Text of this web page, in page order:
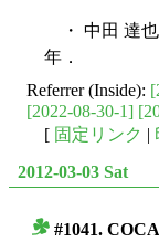
・ 中田 達
年．
Referrer (Inside):
[2022-08-30-1]
[ 固定リンク |
2012-03-03 Sat
#1041.